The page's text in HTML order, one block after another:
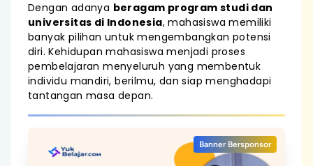
Dengan adanya beragam program studi dan
universitas di Indonesia, mahasiswa memiliki
banyak pilihan untuk mengembangkan potensi
diri. Kehidupan mahasiswa menjadi proses
pembelajaran menyeluruh yang membentuk
individu mandiri, berilmu, dan siap menghadapi
tantangan masa depan.
Banner Bersponsor